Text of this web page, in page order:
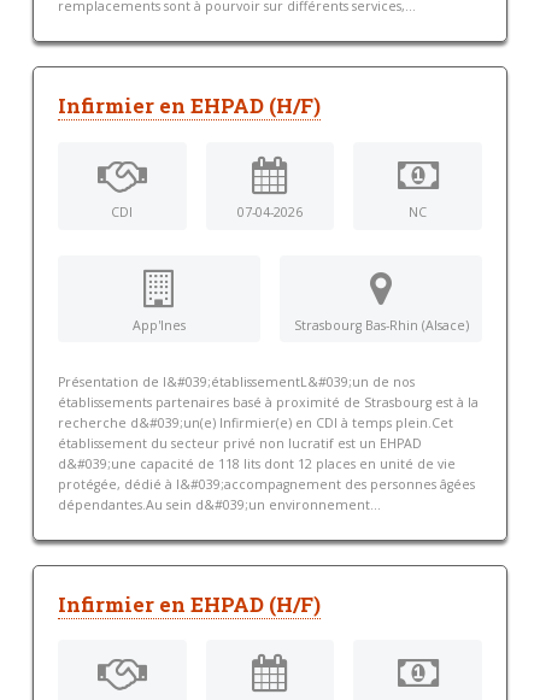
remplacements sont à pourvoir sur différents services,...
Infirmier en EHPAD (H/F)
CDI 07-04-2026 NC
App'Ines Strasbourg Bas-Rhin (Alsace)
Présentation de l&#039;établissementL&#039;un de nos
établissements partenaires basé à proximité de Strasbourg est à la
recherche d&#039;un(e) Infirmier(e) en CDI à temps plein.Cet
établissement du secteur privé non lucratif est un EHPAD
d&#039;une capacité de 118 lits dont 12 places en unité de vie
protégée, dédié à l&#039;accompagnement des personnes âgées
dépendantes.Au sein d&#039;un environnement...
Infirmier en EHPAD (H/F)